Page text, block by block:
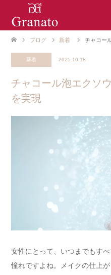
ブログ 新着 チャコー
新着 2025.10.18
チャコール泡エクソ
を実現
女性にとって、いつまでもす
憧れですよね。メイクの仕上